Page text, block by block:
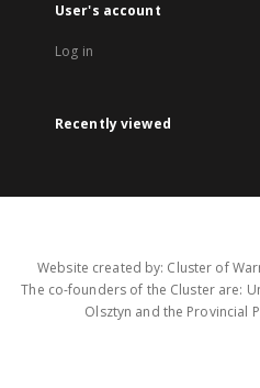
User's account
Log in
Recently viewed
Website created by: Cluster of
The co-founders of the Cluster are:
Olsztyn and the Provincial